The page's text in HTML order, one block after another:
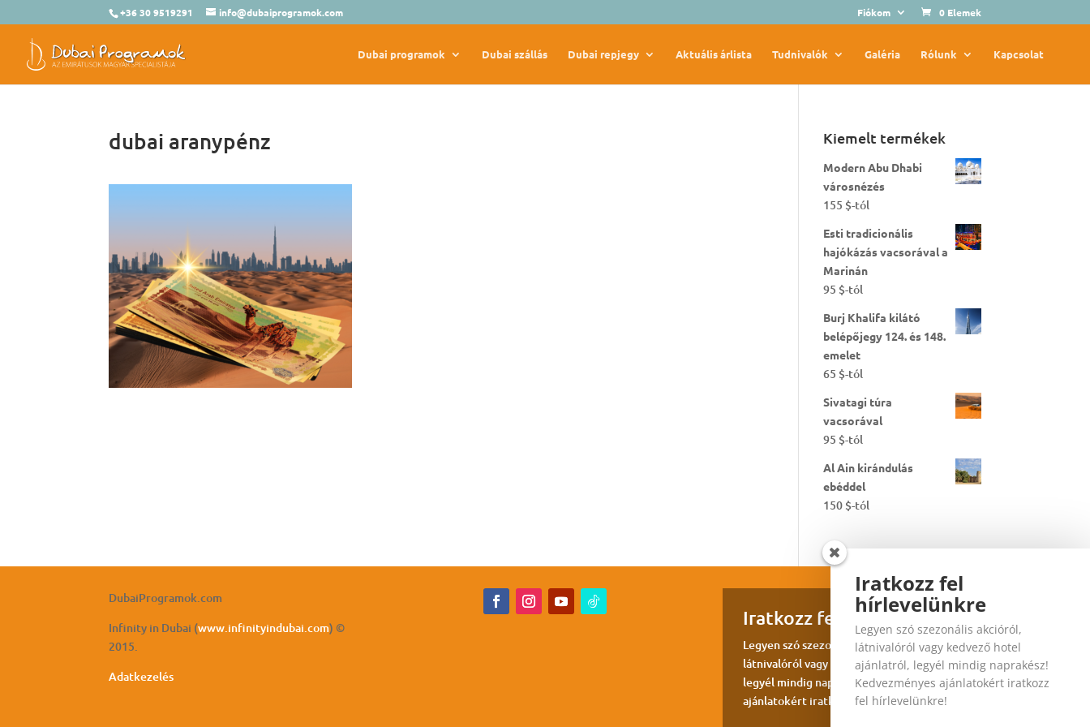
+36 30 9519291 info@dubaiprogramok.com Fiókom 0 Elemek
Dubai programok Dubai szállás Dubai repjegy Aktuális árlista Tudnivalók Galéria Rólunk Kapcsolat
dubai aranypénz Kiemelt termékek
Modern Abu Dhabi
városnézés
155 $-tól
Esti tradicionális
hajókázás vacsorával a
Marinán
95 $-tól
Burj Khalifa kilátó
belépőjegy 124. és 148.
emelet
65 $-tól
Sivatagi túra
vacsorával
95 $-tól
Al Ain kirándulás
ebéddel
150 $-tól
DubaiProgramok.com
Infinity in Dubai (www.infinityindubai.com) ©
2015.
Adatkezelés
Iratkozz fel hírlevelünkre
Legyen szó szezonális akcióról,
látnivalóról vagy kedvező hotel ajánlatról,
legyél mindig naprakész! Kedvezményes
ajánlatokért iratkozz fel hírlevelünkre!
Iratkozz fel
hírlevelünkre
Legyen szó szezonális akcióról,
látnivalóról vagy kedvező hotel
ajánlatról, legyél mindig naprakész!
Kedvezményes ajánlatokért iratkozz
fel hírlevelünkre!